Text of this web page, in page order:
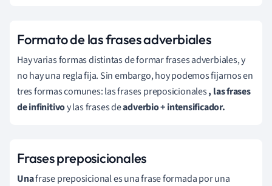
Formato de las frases adverbiales
Hay varias formas distintas de formar frases adverbiales, y
no hay una regla fija. Sin embargo, hoy podemos fijarnos en
tres formas comunes: las frases preposicionales, las frases
de infinitivoy las frases deadverbio + intensificador.
Frases preposicionales
Unafrase preposicional es una frase formada por una